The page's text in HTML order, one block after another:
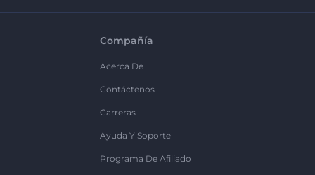
Compañía
Acerca De
Contáctenos
Carreras
Ayuda Y Soporte
Programa De Afiliado